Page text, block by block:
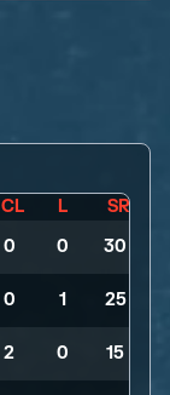
CL L
SR
0 0 30
0 1 25
2 0 15